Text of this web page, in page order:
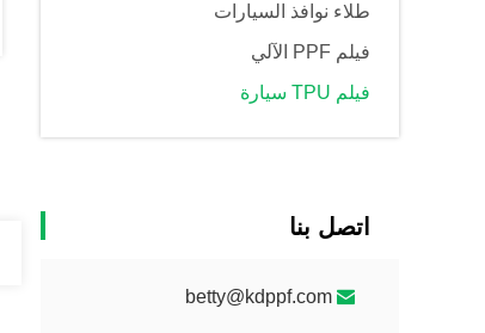
طلاء نوافذ السيارات
فيلم PPF الآلي
فيلم TPU سيارة
اتصل بنا
betty@kdppf.com